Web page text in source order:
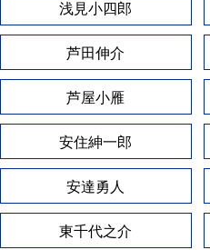
浅見小四郎
芦田伸介
芦屋小雁
安住紳一郎
安達勇人
東千代之介